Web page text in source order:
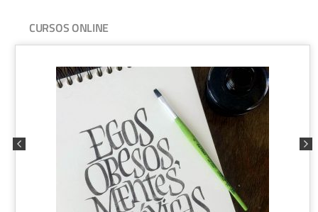
CURSOS ONLINE